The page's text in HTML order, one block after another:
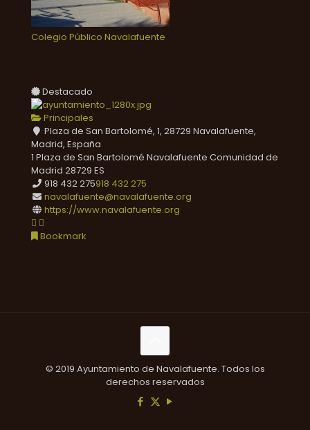
Colegio Público Navalafuente
Destacado
Principales
Plaza de San Bartolomé, 1, 28729 Navalafuente,
Madrid, España
1 Plaza de San Bartolomé Navalafuente Comunidad de
Madrid 28729 ES
918 432 275918 432 275
navalafuente@navalafuente.org
https://www.navalafuente.org
Bookmark
© 2019 Ayuntamiento de Navalafuente. Todos los
derechos reservados